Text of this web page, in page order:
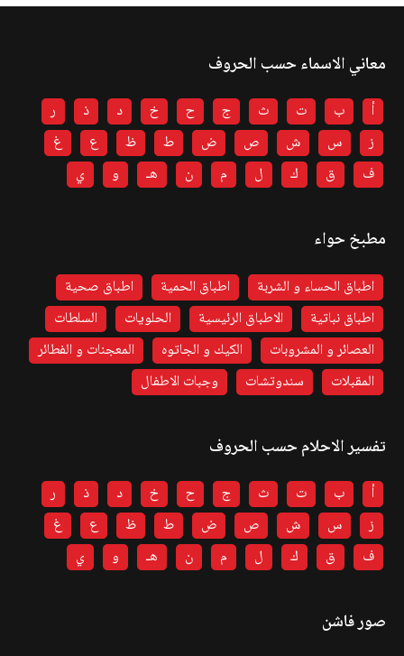
معاني الاسماء حسب الحروف
أ ب ت ث ج ح خ د ذ
ر
ز
س ش ص ض ط ظ ع
غ
ف
ق ك ل م ن هـ و ي
مطبخ حواء
اطباق الحساء و الشربة اطباق الحمية
اطباق صحية
اطباق نباتية
الاطباق الرئيسية الحلويات
السلطات
العصائر و المشروبات
الكيك و الجاتوه
المعجنات و الفطائر
المقبلات
سندوتشات وجبات الاطفال
تفسير الاحلام حسب الحروف
أ ب ت ث ج ح خ د ذ
ر
ز
س ش ص ض ط ظ ع
غ
ف
ق ك ل م ن هـ و ي
صور فاشن